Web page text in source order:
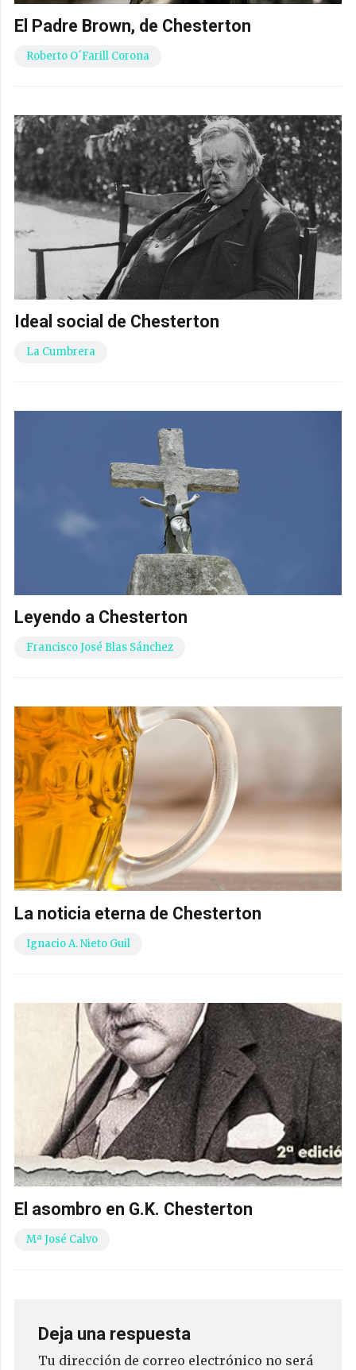
El Padre Brown, de Chesterton
Roberto O´Farill Corona
Ideal social de Chesterton
La Cumbrera
Leyendo a Chesterton
Francisco José Blas Sánchez
La noticia eterna de Chesterton
Ignacio A. Nieto Guil
El asombro en G.K. Chesterton
Mª José Calvo
Deja una respuesta
Tu dirección de correo electrónico no será